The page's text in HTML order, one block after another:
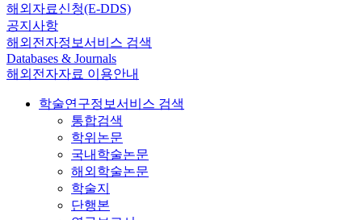
해외자료신청(E-DDS)
공지사항
해외전자정보서비스 검색
Databases & Journals
해외전자자료 이용안내
학술연구정보서비스 검색
통합검색
학위논문
국내학술논문
해외학술논문
학술지
단행본